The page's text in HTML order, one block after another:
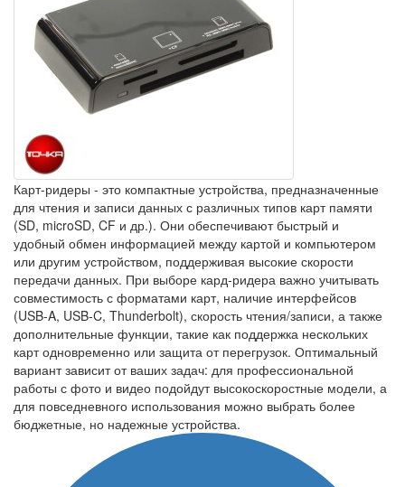
Карт-ридеры - это компактные устройства, предназначенные
для чтения и записи данных с различных типов карт памяти
(SD, microSD, CF и др.). Они обеспечивают быстрый и
удобный обмен информацией между картой и компьютером
или другим устройством, поддерживая высокие скорости
передачи данных. При выборе кард-ридера важно учитывать
совместимость с форматами карт, наличие интерфейсов
(USB-A, USB-C, Thunderbolt), скорость чтения/записи, а также
дополнительные функции, такие как поддержка нескольких
карт одновременно или защита от перегрузок. Оптимальный
вариант зависит от ваших задач: для профессиональной
работы с фото и видео подойдут высокоскоростные модели, а
для повседневного использования можно выбрать более
бюджетные, но надежные устройства.